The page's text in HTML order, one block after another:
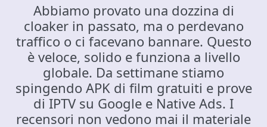
Abbiamo provato una dozzina di
cloaker in passato, ma o perdevano
traffico o ci facevano bannare. Questo
è veloce, solido e funziona a livello
globale. Da settimane stiamo
spingendo APK di film gratuiti e prove
di IPTV su Google e Native Ads. I
recensori non vedono mai il materiale